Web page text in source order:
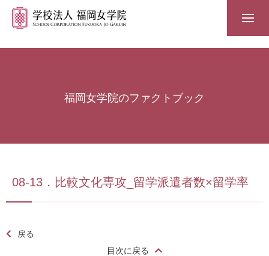
福岡女学院のファクトブック
08-13．比較文化専攻_留学派遣者数×留学率
戻る
目次に戻る